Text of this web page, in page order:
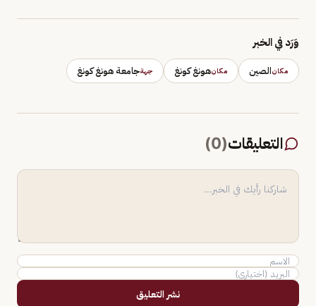
وَرَد في الخبر
مكانالصين مكانهونغ كونغ جهةجامعة هونغ كونغ
التعليقات(
0
)
نشر التعليق